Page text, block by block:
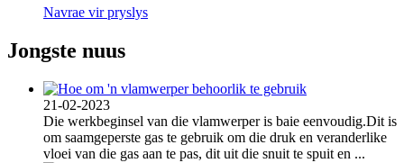
Navrae vir pryslys
Jongste nuus
21-02-2023
Die werkbeginsel van die vlamwerper is baie eenvoudig.Dit is
om saamgeperste gas te gebruik om die druk en veranderlike
vloei van die gas aan te pas, dit uit die snuit te spuit en ...